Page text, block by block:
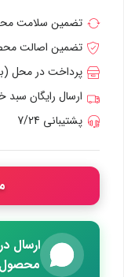
تضمین سلامت
تضمین اصالت
پرداخت در محل
ارسال رایگان سبد خرید
پشتیبانی 7/24
ارسال
محصول